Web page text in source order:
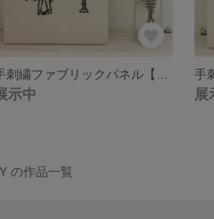
示中 展
の作品一覧